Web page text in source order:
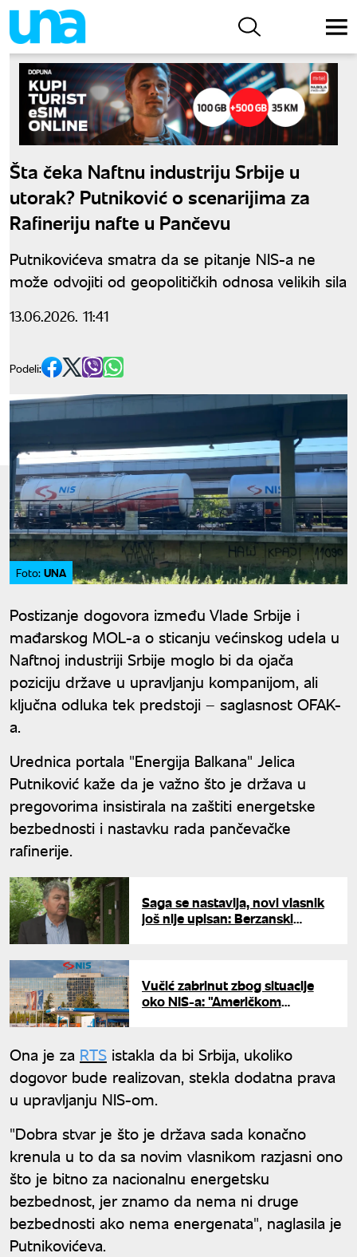
Šta čeka Naftnu industriju Srbije u
utorak? Putniković o scenarijima za
Rafineriju nafte u Pančevu
Putnikovićeva smatra da se pitanje NIS-a ne
može odvojiti od geopolitičkih odnosa velikih sila
13.06.2026. 11:41
Podeli:
Foto: UNA
Postizanje dogovora između Vlade Srbije i
mađarskog MOL-a o sticanju većinskog udela u
Naftnoj industriji Srbije moglo bi da ojača
poziciju države u upravljanju kompanijom, ali
ključna odluka tek predstoji – saglasnost OFAK-
a.
Urednica portala "Energija Balkana" Jelica
Putniković kaže da je važno što je država u
pregovorima insistirala na zaštiti energetske
bezbednosti i nastavku rada pančevačke
rafinerije.
Saga se nastavlja, novi vlasnik
još nije upisan: Berzanski
Vučić zabrinut zbog situacije
oko NIS-a: "Američkom
Ona je za RTS istakla da bi Srbija, ukoliko
dogovor bude realizovan, stekla dodatna prava
u upravljanju NIS-om.
"Dobra stvar je što je država sada konačno
krenula u to da sa novim vlasnikom razjasni ono
što je bitno za nacionalnu energetsku
bezbednost, jer znamo da nema ni druge
bezbednosti ako nema energenata", naglasila je
Putnikovićeva.